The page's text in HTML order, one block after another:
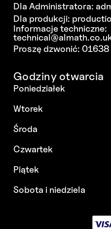
Dla Administratora:
Dla produkcji:
Informacje techniczne:
Proszę dzwonić:
Godziny otwarcia
Poniedziałek
Wtorek
Środa
Czwartek
Piątek
Sobota i niedziela